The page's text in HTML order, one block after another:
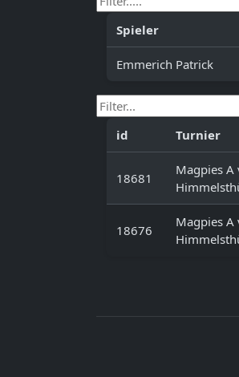
Spieler
Emmerich Patrick
id Turnier
18681
Magpies A
18676
Magpies A